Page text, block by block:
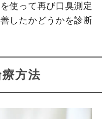
使って再び口臭測定
したかどうかを診断
方法